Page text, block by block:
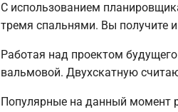
С использованием
тремя спальнями. Вы получите
Работая над проектом
вальмовой. Двухскатную
Популярные на данный момент